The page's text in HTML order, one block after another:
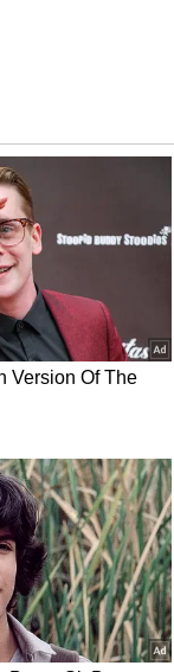
பல நல்ல
விரும்பினால்,
செய்வதற்கான
செய்திகள்